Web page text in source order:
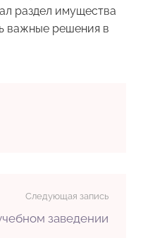
раздел имущества
важные решения в
Следующая запись
заведении